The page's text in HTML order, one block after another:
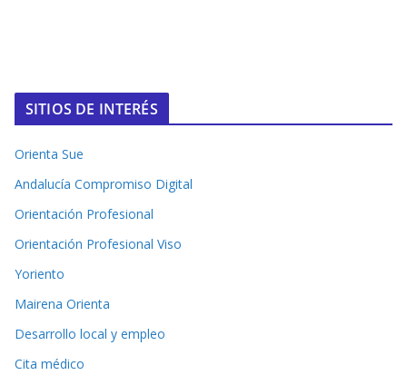
SITIOS DE INTERÉS
Orienta Sue
Andalucía Compromiso Digital
Orientación Profesional
Orientación Profesional Viso
Yoriento
Mairena Orienta
Desarrollo local y empleo
Cita médico